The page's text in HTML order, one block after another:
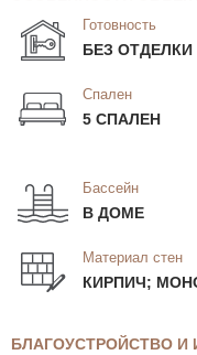
Готовность
БЕЗ ОТДЕЛКИ
Спален
5 СПАЛЕН
Бассейн
В ДОМЕ
Материал стен
КИРПИЧ;
БЛАГОУСТРОЙСТВО И